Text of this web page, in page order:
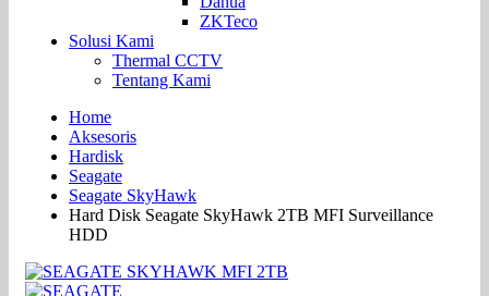
ZKTeco
Solusi Kami
Thermal CCTV
Tentang Kami
Home
Aksesoris
Hardisk
Seagate
Seagate SkyHawk
Hard Disk Seagate SkyHawk 2TB MFI Surveillance
HDD